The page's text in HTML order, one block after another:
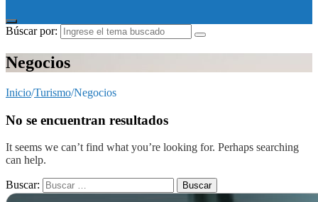
Búscar por:
Negocios
Inicio/Turismo/Negocios
No se encuentran resultados
It seems we can’t find what you’re looking for. Perhaps searching
can help.
Buscar: